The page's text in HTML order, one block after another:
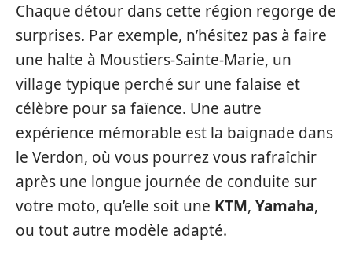
Chaque détour dans cette région regorge de
surprises. Par exemple, n’hésitez pas à faire
une halte à Moustiers-Sainte-Marie, un
village typique perché sur une falaise et
célèbre pour sa faïence. Une autre
expérience mémorable est la baignade dans
le Verdon, où vous pourrez vous rafraîchir
après une longue journée de conduite sur
votre moto, qu’elle soit une KTM, Yamaha,
ou tout autre modèle adapté.